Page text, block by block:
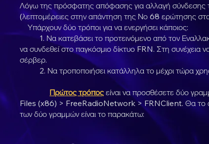
Λόγω της πρόσφατης απόφασης για αλλαγή σύνδεσης
(λεπτομέρειες στην απάντηση της Νο 68 ερώτησης
Υπάρχουν δύο τρόποι για να ενεργήσει κάποιος:
1. Να κατεβάσει το προτεινόμενο από τον
να συνδεθεί στο παγκόσμιο δίκτυο FRN. Στη
σέρβερ.
2. Να τροποποιήσει κατάλληλα το μέχρι τώρα
Πρώτος τρόποςείναι να προσθέσετε δύο
Files (x86) > FreeRadioNetwork > FRNClient. Θα το
των δύο γραμμών είναι το παρακάτω: